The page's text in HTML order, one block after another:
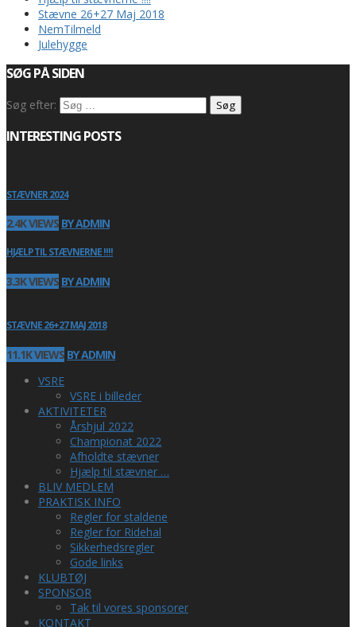
Stævne 26+27 Maj 2018
NemTilmeld
Julehygge
SØG PÅ SIDEN
Søg efter:
INTERESTING POSTS
STÆVNER 2024
2.4K VIEWS BY ADMIN
HJÆLP TIL STÆVNERNE !!!!
3.3K VIEWS BY ADMIN
STÆVNE 26+27 MAJ 2018
11.1K VIEWS BY ADMIN
VSRE
VSRE i billeder
AKTIVITETER
Årshjul 2022
Championat 2022
Afholdte stævner
Hjælp til stævner …
BLIV MEDLEM
PRAKTISK INFO
Regler for staldene
Regler for Ridehal
Sikkerhedsregler
Gode links
KLUBTØJ
SPONSOR
Tak til vores sponsorer
KONTAKT